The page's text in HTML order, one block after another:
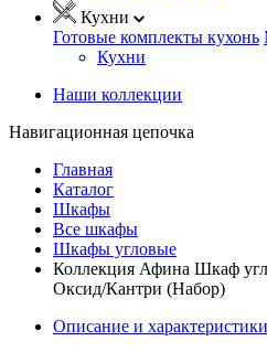
Кухни
Готовые комплекты кухонь
Кухни
Наши коллекции
Навигационная цепочка
Главная
Каталог
Шкафы
Все шкафы
Шкафы угловые
Коллекция Афина Шкаф
Оксид/Кантри (Набор)
Описание и характеристики